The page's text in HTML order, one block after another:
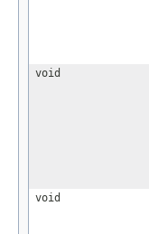
void
void